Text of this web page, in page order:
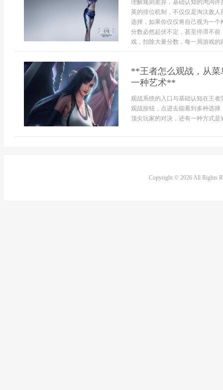
理解规则差异，基础认知的鸿沟
英的排位机制，不仅仅是淘汰敌
选择，如果你仅仅将自己视为一
分数必然起伏不定，甚至停滞不
戏，扣除大量分数，每一局游戏的
**王者怎么观战，从
一种艺术**
观战系统的入口与基础认知在王
观战按钮，点进去能看到多种选
顶尖玩家的对决，还有一种方式是
Copyright © 2026 All Rights